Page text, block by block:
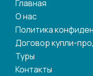
Главная
О нас
Политика
Договор купли-
Туры
Контакты